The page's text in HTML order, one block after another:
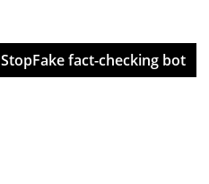
StopFake fact-checking bot